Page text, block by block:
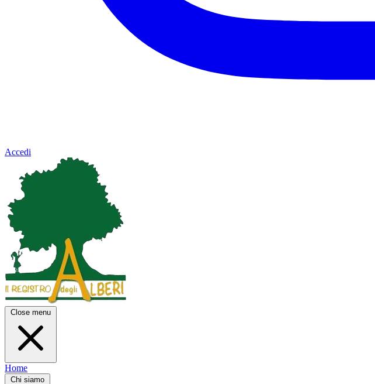
Accedi
Close menu
Home
Chi siamo